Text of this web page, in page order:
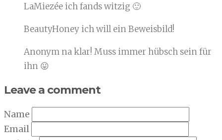
LaMiezée ich fands witzig 🙂
BeautyHoney ich will ein Beweisbild!
Anonym na klar! Muss immer hübsch sein für
ihn 😛
Leave a comment
Name
Email